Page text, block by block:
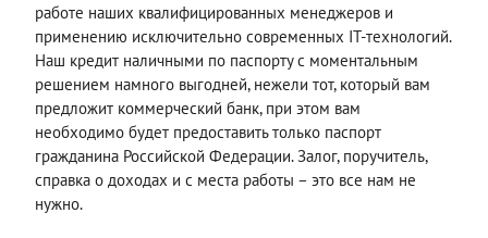
работе наших квалифицированных менеджеров и
применению исключительно современных IT-технологий.
Наш кредит наличными по паспорту с моментальным
решением намного выгодней, нежели тот, который вам
предложит коммерческий банк, при этом вам
необходимо будет предоставить только паспорт
гражданина Российской Федерации. Залог, поручитель,
справка о доходах и с места работы – это все нам не
нужно.